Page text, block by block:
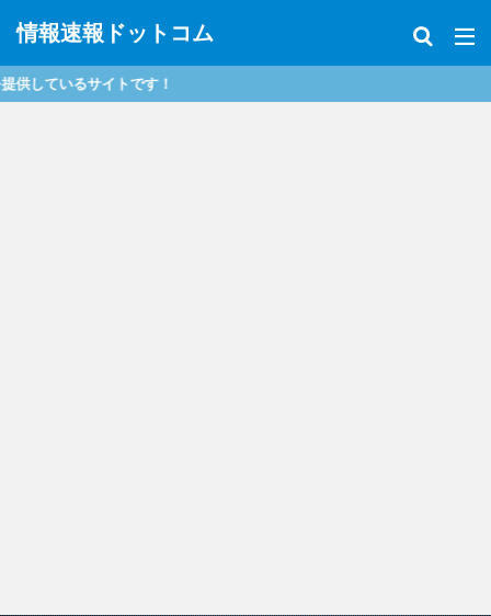
情報速報ドットコム
す！